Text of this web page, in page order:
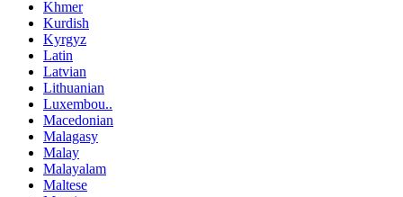
Khmer
Kurdish
Kyrgyz
Latin
Latvian
Lithuanian
Luxembou..
Macedonian
Malagasy
Malay
Malayalam
Maltese